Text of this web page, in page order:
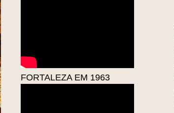
FORTALEZA EM 1963